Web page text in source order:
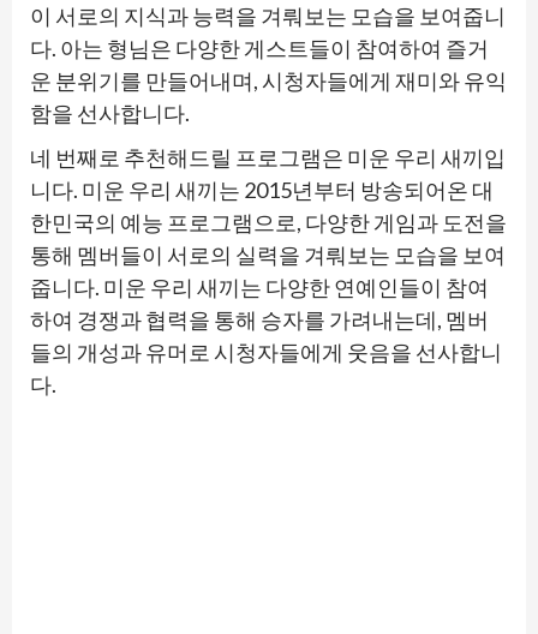
이 서로의 지식과 능력을 겨뤄보는 모습을 보여줍니
다. 아는 형님은 다양한 게스트들이 참여하여 즐거
운 분위기를 만들어내며, 시청자들에게 재미와 유익
함을 선사합니다.
네 번째로 추천해드릴 프로그램은 미운 우리 새끼입
니다. 미운 우리 새끼는 2015년부터 방송되어온 대
한민국의 예능 프로그램으로, 다양한 게임과 도전을
통해 멤버들이 서로의 실력을 겨뤄보는 모습을 보여
줍니다. 미운 우리 새끼는 다양한 연예인들이 참여
하여 경쟁과 협력을 통해 승자를 가려내는데, 멤버
들의 개성과 유머로 시청자들에게 웃음을 선사합니
다.